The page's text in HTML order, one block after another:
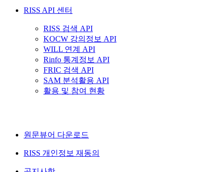
RISS API 센터
RISS 검색 API
KOCW 강의정보 API
WILL 연계 API
Rinfo 통계정보 API
FRIC 검색 API
SAM 분석활용 API
활용 및 참여 현황
원문뷰어 다운로드
RISS 개인정보 재동의